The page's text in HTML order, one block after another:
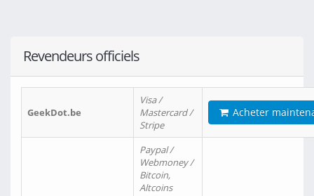
Revendeurs officiels
GeekDot.be
Visa /
Mastercard /
Stripe
Acheter
Paypal /
Webmoney /
Bitcoin,
Altcoins